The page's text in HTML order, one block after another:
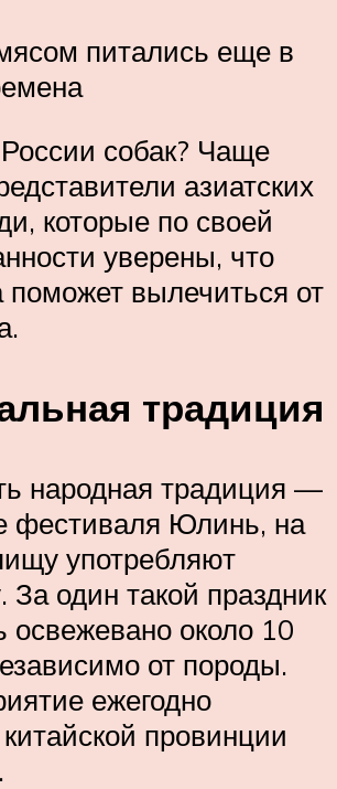
питались еще в
собак? Чаще
азиатских
которые по своей
уверены, что
вылечиться от
традиция
народная традиция —
фестиваля Юлинь, на
употребляют
За один такой праздник
освежевано около 10
от породы.
ежегодно
провинции